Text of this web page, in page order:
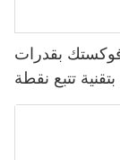
بقدرات
بتقنية تتبع نقطة
الطاقة القصوى (MPPT)، يدعم توصيل 9 وحدات بالتوازي